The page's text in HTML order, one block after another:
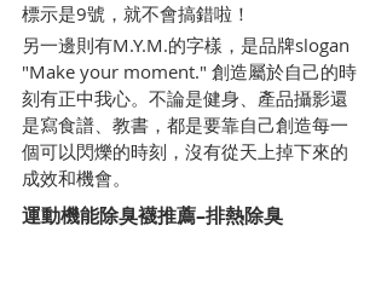
標示是9號，就不會搞錯啦！
另一邊則有M.Y.M.的字樣，是品牌slogan
"Make your moment." 創造屬於自己的時
刻有正中我心。不論是健身、產品攝影還
是寫食譜、教書，都是要靠自己創造每一
個可以閃爍的時刻，沒有從天上掉下來的
成效和機會。
運動機能除臭襪推薦–排熱除臭